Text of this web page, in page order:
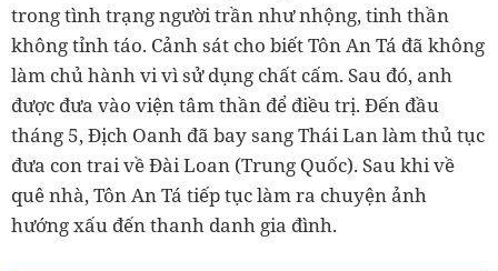
trong tình trạng người trần như nhộng, tinh thần
không tỉnh táo. Cảnh sát cho biết Tôn An Tá đã không
làm chủ hành vi vì sử dụng chất cấm. Sau đó, anh
được đưa vào viện tâm thần để điều trị. Đến đầu
tháng 5, Địch Oanh đã bay sang Thái Lan làm thủ tục
đưa con trai về Đài Loan (Trung Quốc). Sau khi về
quê nhà, Tôn An Tá tiếp tục làm ra chuyện ảnh
hướng xấu đến thanh danh gia đình.